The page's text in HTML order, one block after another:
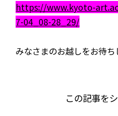
https://www.kyoto-
7-04_08-28_29/
みなさまのお越しをお待ち
この記事を